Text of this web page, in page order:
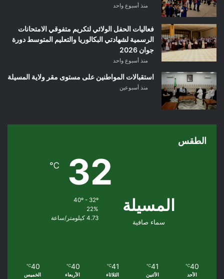
منذ أسبوع واحد
فعاليات الحفل الولائي لتكريم متفوقي الامتحانات
الرسمية لشهادتي البكالوريا والتعليم المتوسط دورة
جوان 2026
منذ أسبوع واحد
استقبالات المواطنين على مستوى مقر ولاية المسيلة
منذ أسبوعين
الطقس
المسيلة
سماء صافية
32
℃
40º - 32º
22%
4.73 كيلومتر/ساعة
40
℃
الأحد
41
℃
الأثنين
41
℃
الثلاثاء
40
℃
الأربعاء
40
℃
الخميس